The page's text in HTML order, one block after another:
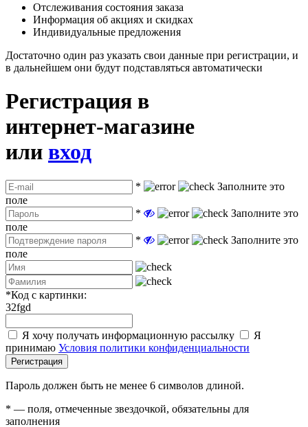
Отслеживания состояния заказа
Информация об акциях и скидках
Индивидуальные предложения
Достаточно один раз указать свои данные при регистрации, и
в дальнейшем они будут подставляться автоматически
Регистрация в
интернет-магазине
или вход
*
Заполните это
поле
*
Заполните это
поле
*
Заполните это
поле
*Код с картинки:
32fgd
Я хочу получать информационную рассылку
Я
принимаю Условия политики конфиденциальности
Регистрация
Пароль должен быть не менее 6 символов длиной.
* — поля, отмеченные звездочкой, обязательны для
заполнения